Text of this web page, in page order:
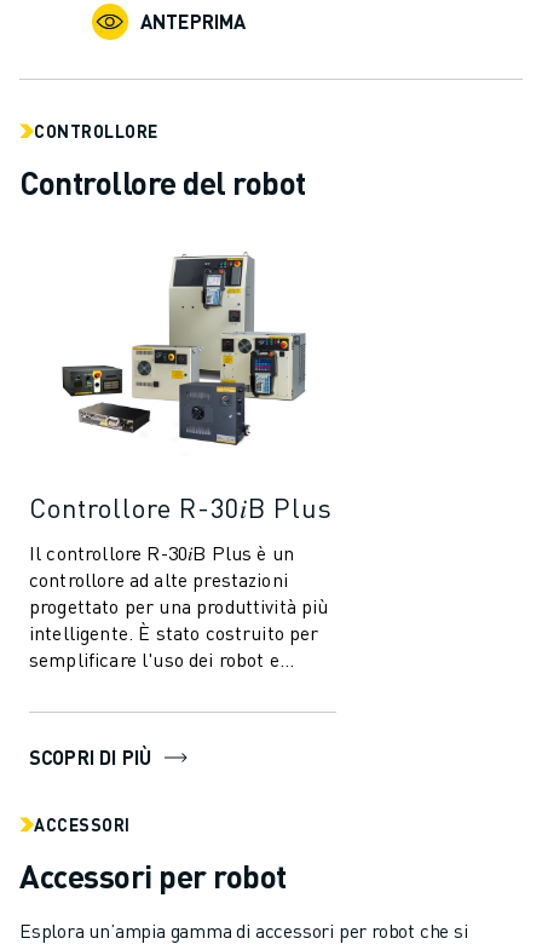
ANTEPRIMA
CONTROLLORE
Controllore del robot
Controllore R-30𝑖B Plus
Il controllore R-30𝑖B Plus è un
controllore ad alte prestazioni
progettato per una produttività più
intelligente. È stato costruito per
semplificare l'uso dei robot e
SCOPRI DI PIÙ
ACCESSORI
Accessori per robot
Esplora un’ampia gamma di accessori per robot che si